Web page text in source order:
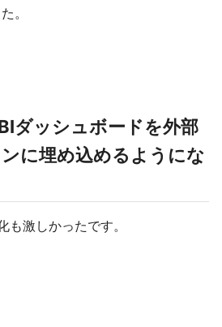
。
ダッシュボードを外部
に埋め込めるようにな
激しかったです。